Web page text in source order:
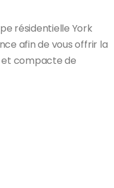
résidentielle York
afin de vous offrir la
compacte de